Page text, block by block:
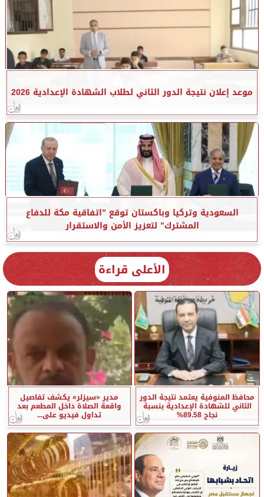
موعد إعلان نتيجة الدور الثاني لطلاب الشهادة الإعدادية 2026
السعودية وتركيا وباكستان توقع ”اتفاقية مكة للدفاع
المشترك” لتعزيز الأمن والاستقرار
الأعلى قراءة
محافظ المنوفية يعتمد نتيجة الدور
الثاني للشهادة الإعدادية بنسبة
نجاح 89.58%
مدير «سيزلر» يكشف تفاصيل
واقعة الصلاة داخل المطعم بعد
تداول فيديو على...